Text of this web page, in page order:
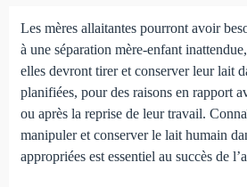
Les mères allaitantes pourront avoir
à une séparation mère-enfant
elles devront tirer et conserver leur lait
planifiées, pour des raisons en rapport
ou après la reprise de leur travail.
manipuler et conserver le lait humain
appropriées est essentiel au succès de